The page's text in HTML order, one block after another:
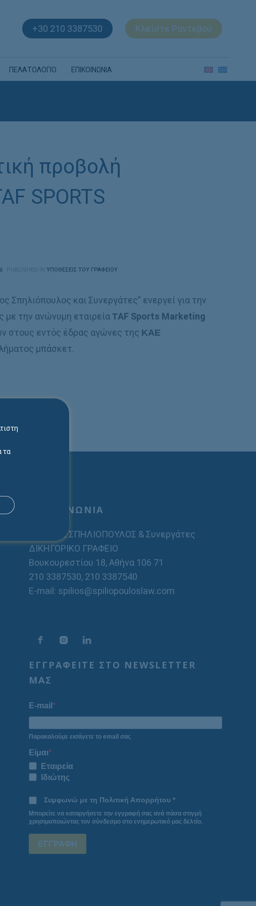
+30 210 3387530 Κλείστε Ραντεβού
ΠΕΛΑΤΟΛΟΓΙΟ ΕΠΙΚΟΙΝΩΝΙΑ
προβολή
SPORTS
PUBLISHED INΥΠΟΘΈΣΕΙΣ ΤΟΥ ΓΡΑΦΕΊΟΥ
Σπηλιόπουλος και Συνεργάτες” ενεργεί για την
με την ανώνυμη εταιρείαΤAF Sports Marketing
στους εντός έδρας αγώνες της ΚΑΕ
μπάσκετ.
ΕΠΙΚΟΙΝΩΝΙΑ
ΣΠΗΛΙΟΣ ΣΠΗΛΙΟΠΟΥΛΟΣ & Συνεργάτες
ΔΙΚΗΓΟΡΙΚΟ ΓΡΑΦΕΙΟ
Βουκουρεστίου 18, Αθήνα 106 71
210 3387530, 210 3387540
E-mail: spilios@spiliopouloslaw.com
ΕΓΓΡΑΦΕΙΤΕ ΣΤΟ NEWSLETTER
ΜΑΣ
E-mail
Παρακαλούμε εισάγετε το email σας
Είμαι
Εταιρεία
Ιδιώτης
Συμφωνώ με τη Πολιτική Απορρήτου *
Μπορείτε να καταργήσετε την εγγραφή σας ανά πάσα στιγμή
χρησιμοποιώντας τον σύνδεσμο στο ενημερωτικό μας δελτίο.
ΕΓΓΡΑΦΗ
τα